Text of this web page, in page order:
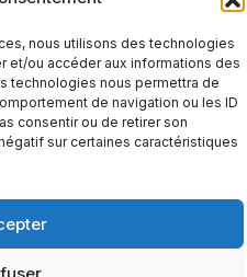
nous utilisons des technologies
et/ou accéder aux informations des
technologies nous permettra de
de navigation ou les ID
consentir ou de retirer son
sur certaines caractéristiques
par Chameleon Ideas